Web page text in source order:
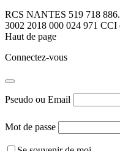
RCS NANTES 519 718
3002 2018 000 024 971 CCI
Haut de page
Connectez-vous
Pseudo ou Email
Mot de passe